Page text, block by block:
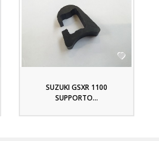

SUZUKI GSXR 1100
SUPPORTO...